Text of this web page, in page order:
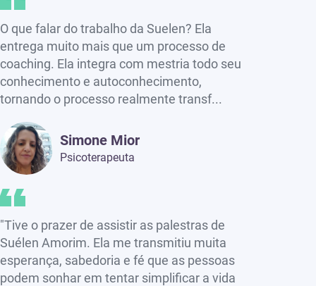
O que falar do trabalho da Suelen? Ela
entrega muito mais que um processo de
coaching. Ela integra com mestria todo seu
conhecimento e autoconhecimento,
tornando o processo realmente transf...
Simone Mior
Psicoterapeuta
"Tive o prazer de assistir as palestras de
Suélen Amorim. Ela me transmitiu muita
esperança, sabedoria e fé que as pessoas
podem sonhar em tentar simplificar a vida